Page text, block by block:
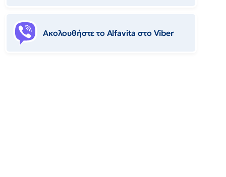
Ακολουθήστε το Αlfavita στο Viber